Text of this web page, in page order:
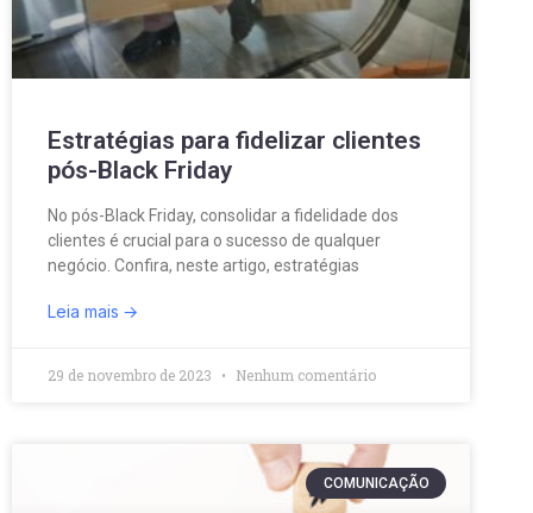
Estratégias para fidelizar clientes
pós-Black Friday
No pós-Black Friday, consolidar a fidelidade dos
clientes é crucial para o sucesso de qualquer
negócio. Confira, neste artigo, estratégias
Leia mais
29 de novembro de 2023 Nenhum comentário
COMUNICAÇÃO